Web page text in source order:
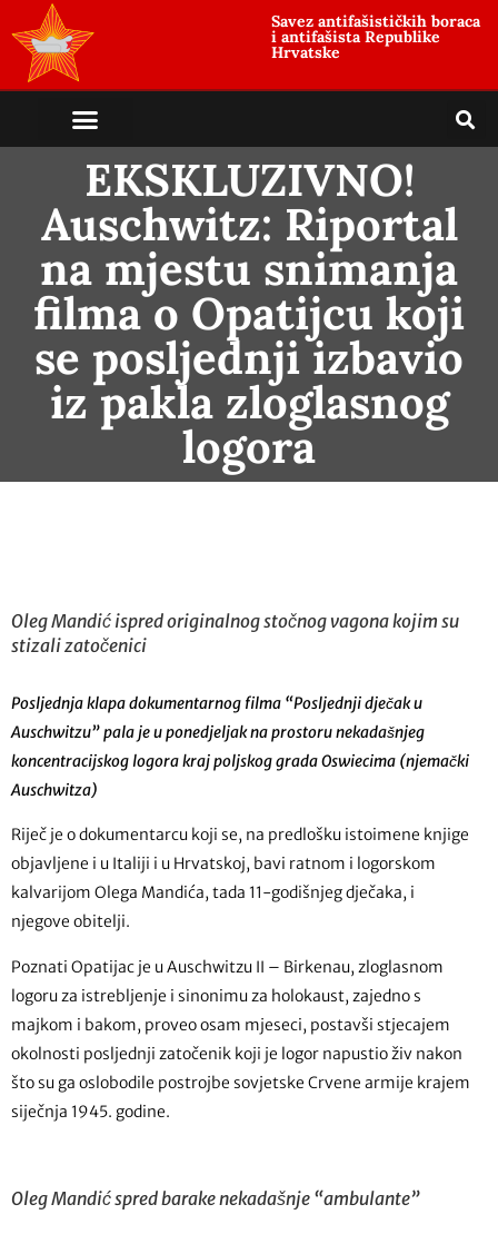
Savez antifašističkih boraca
i antifašista Republike
Hrvatske
EKSKLUZIVNO!
Auschwitz: Riportal
na mjestu snimanja
filma o Opatijcu koji
se posljednji izbavio
iz pakla zloglasnog
logora
Oleg Mandić ispred originalnog stočnog vagona kojim su
stizali zatočenici
Posljednja klapa dokumentarnog filma “Posljednji dječak u
Auschwitzu” pala je u ponedjeljak na prostoru nekadašnjeg
koncentracijskog logora kraj poljskog grada Oswiecima (njemački
Auschwitza)
Riječ je o dokumentarcu koji se, na predlošku istoimene knjige
objavljene i u Italiji i u Hrvatskoj, bavi ratnom i logorskom
kalvarijom Olega Mandića, tada 11-godišnjeg dječaka, i
njegove obitelji.
Poznati Opatijac je u Auschwitzu II – Birkenau, zloglasnom
logoru za istrebljenje i sinonimu za holokaust, zajedno s
majkom i bakom, proveo osam mjeseci, postavši stjecajem
okolnosti posljednji zatočenik koji je logor napustio živ nakon
što su ga oslobodile postrojbe sovjetske Crvene armije krajem
siječnja 1945. godine.
Oleg Mandić spred barake nekadašnje “ambulante”